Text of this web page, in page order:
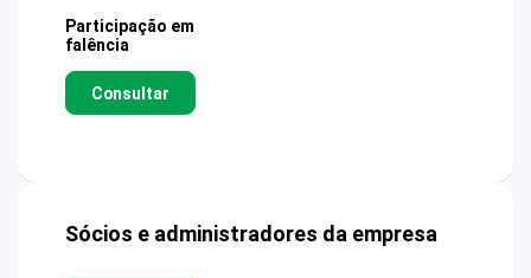
Participação em
falência
Consultar
Sócios e administradores da empresa